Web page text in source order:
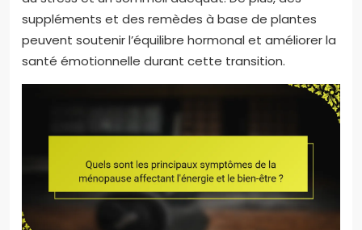
suppléments et des remèdes à base de plantes
peuvent soutenir l’équilibre hormonal et améliorer la
santé émotionnelle durant cette transition.